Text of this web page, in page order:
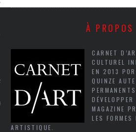
À PROPOS
CARNET
CULTUREL
EN 2013
QUINZE
MAGAZINE
LES FORMES
ARTISTIQUE.